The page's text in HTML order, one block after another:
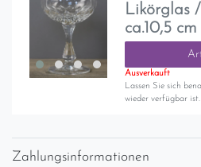
Likörglas
ca.10,5 cm
Ausverkauft
Lassen Sie sich
wieder verfügbar ist.
Zahlungsinformationen